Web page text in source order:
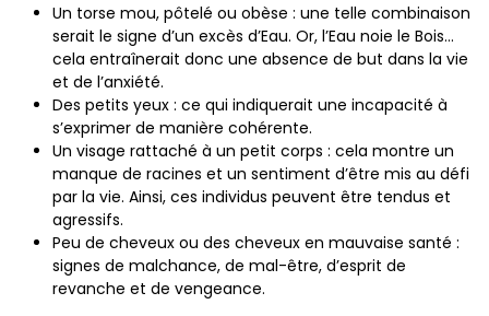
Un torse mou, pôtelé ou obèse : une telle combinaison
serait le signe d’un excès d’Eau. Or, l’Eau noie le Bois…
cela entraînerait donc une absence de but dans la vie
et de l’anxiété.
Des petits yeux : ce qui indiquerait une incapacité à
s’exprimer de manière cohérente.
Un visage rattaché à un petit corps : cela montre un
manque de racines et un sentiment d’être mis au défi
par la vie. Ainsi, ces individus peuvent être tendus et
agressifs.
Peu de cheveux ou des cheveux en mauvaise santé :
signes de malchance, de mal-être, d’esprit de
revanche et de vengeance.